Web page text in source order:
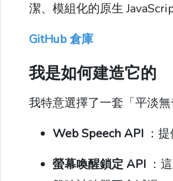
潔、模組化的原生
GitHub 倉庫
我是如何建造它的
我特意選擇了一套「平淡
Web Speech API ：
螢幕喚醒鎖定 API ：